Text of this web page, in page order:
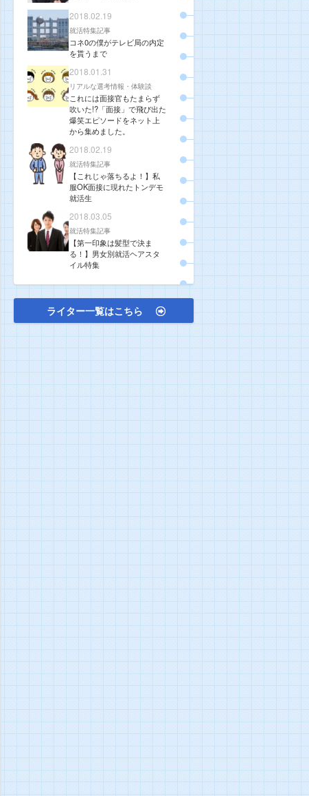
2018.02.19
就活特集記事
コネ0の僕がテレビ局の内定
を貰うまで
2018.01.31
リアルな選考情報・体験談
これには面接官もたまらず
吹いた!?「面接」で飛び出た
爆笑エピソードをネット上
から集めました。
2018.02.19
就活特集記事
【これじゃ落ちるよ！】私
服OK面接に現れたトンデモ
就活生
2018.03.05
就活特集記事
【第一印象は髪型で決ま
る！】男女別就活ヘアスタ
イル特集
ライター一覧はこちら